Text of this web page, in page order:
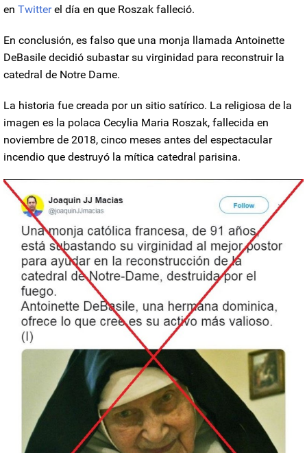
en Twitterel día en que Roszak falleció.
En conclusión, es falso que una monja llamada Antoinette
DeBasile decidió subastar su virginidad para reconstruir la
catedral de Notre Dame.
La historia fue creada por un sitio satírico. La religiosa de la
imagen es la polaca Cecylia Maria Roszak, fallecida en
noviembre de 2018, cinco meses antes del espectacular
incendio que destruyó la mítica catedral parisina.